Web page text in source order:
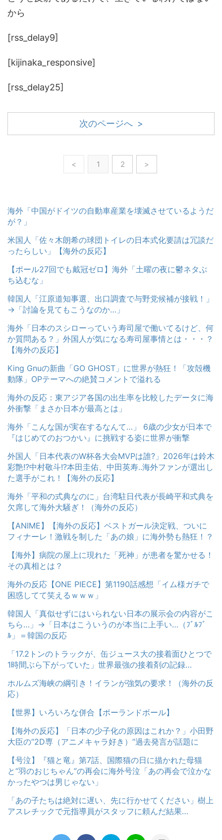
から
[rss_delay9]
[kijinaka_responsive]
[rss_delay25]
次のページへ >
< 1 2 >
海外「中国がドイツの自動車産業を壊滅させているようだ
が？」
米国人「佐々木朗希の球団トイレの日本式化要請は冗談だ
ったらしい」【海外の反応】
【ポール27回でも戴冠ゼロ】海外「土曜の夜に鬱ネタぶ
ち込むな」
韓国人「江原道知事選、出口調査で与野党候補が接戦！」
→「討論を見てもこうなのか…」
海外「日本のスシローっていう寿司屋で働いてるけど、何
か質問ある？」外国人が気になる寿司屋事情とは・・・？
【海外の反応】
King Gnuの新曲「GO GHOST」に世界が熱狂！「攻殻機
動隊」OPテーマへの絶賛コメントで溢れる
海外の反応：東アジア各国の出生率を比較したデータに海
外衝撃「まさか日本が最高とは」
海外「こんな国が実在するなんて…」 6歳の少女が日本で
『はじめてのおつかい』に挑戦する姿に世界が衝撃
外国人「日本代表のW杯各大会MVPは誰?」2026年は鈴木
彩艶!?中村敬斗!?本田圭佑、中田英寿..海外ファンが選出し
た選手がこれ！【海外の反応】
海外「平和の式典なのに」台湾駐日代表が長崎平和式典を
欠席して海外大騒ぎ！（海外の反応）
【ANIME】【海外の反応】ベストガール決定戦、ついに
フィナーレ！激戦を制した「あの娘」に海外勢も熱狂！？
【海外】病院の屋上に現れた「死神」が患者を驚かせる！
その真相とは？
海外の反応【ONE PIECE】第1190話感想「イム様ガチで
困惑してて笑えるｗｗｗ」
韓国人「真似せずにはいられない日本の展示会の内容がこ
ちら…」→「日本はこういうのが本当に上手い…（ﾌﾞﾙﾌﾞ
ﾙ」＝韓国の反応
「17.2トンのトラックが、缶ジュース大の接着面ひとつで
1時間ぶら下がっていた」世界最強の接着剤の記録…
ホルムズ海峡の綱引き！イランが強気の要求！（海外の反
応）
【世界】いろいろな併合【ポーランドボール】
【海外の反応】「日本の少子化の原因はこれか？」小田野
大臣の“2D専（アニメキャラ好き）”過去発言が話題に
【号泣】『猫と竜』第7話、国際猫の日に描かれた母猫
と“羽のおじちゃん”の再会に海外号泣「あの再会で泣かな
かったやつは男じゃない」
「あの子たちは絶対に遅い、先に行かせてください」樹上
アスレチックで元指導員がスタッフに頼んだ結果…